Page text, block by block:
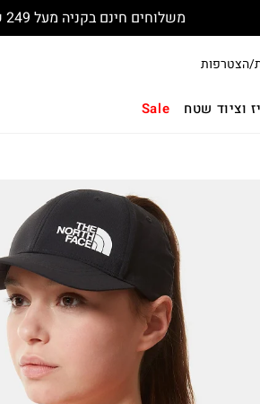
משלוחים חינם בקניה מעל 249 ש"ח
הצטרפות
וציוד שטח Sale